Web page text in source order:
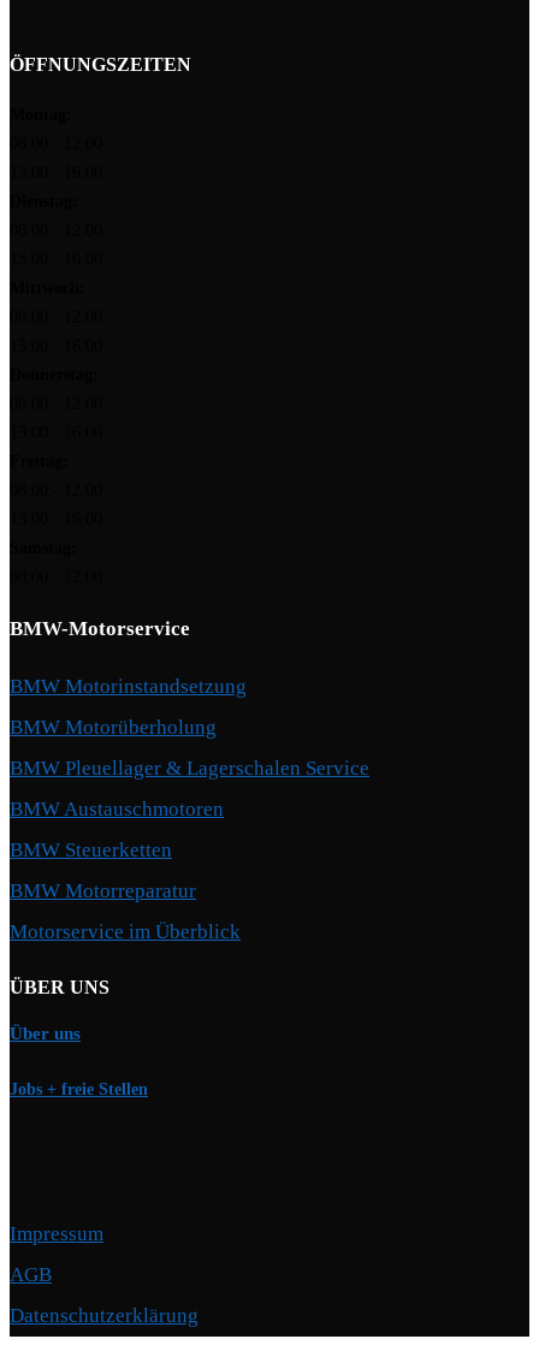
ÖFFNUNGSZEITEN
BMW-Motorservice
BMW Motorinstandsetzung
BMW Motorüberholung
BMW Pleuellager & Lagerschalen Service
BMW Austauschmotoren
BMW Steuerketten
BMW Motorreparatur
Motorservice im Überblick
ÜBER UNS
Über uns
Jobs + freie Stellen
Impressum
AGB
Datenschutzerklärung